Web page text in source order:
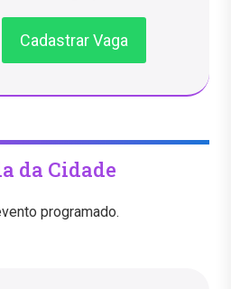
Cadastrar Vaga
da Cidade
programado.